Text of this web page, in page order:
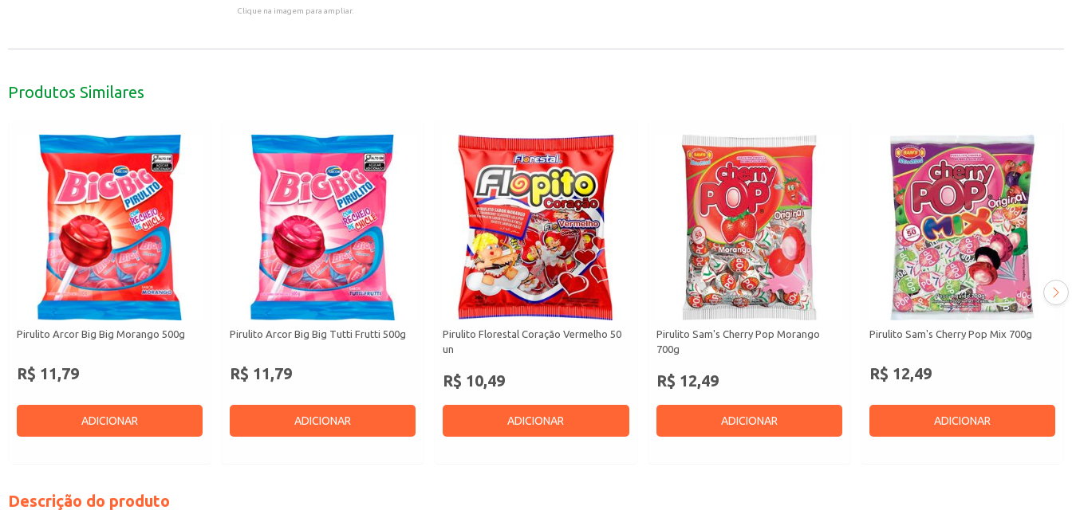
Clique na imagem para ampliar.
Produtos Similares
Pirulito Arcor Big Big Morango 500g
R$ 11,79
ADICIONAR
Pirulito Arcor Big Big Tutti Frutti 500g
R$ 11,79
ADICIONAR
Pirulito Florestal Coração Vermelho 50
un
R$ 10,49
ADICIONAR
Pirulito Sam's Cherry Pop Morango
700g
R$ 12,49
ADICIONAR
Pirulito Sam's Cherry Pop Mix 700g
R$ 12,49
ADICIONAR
Descrição do produto